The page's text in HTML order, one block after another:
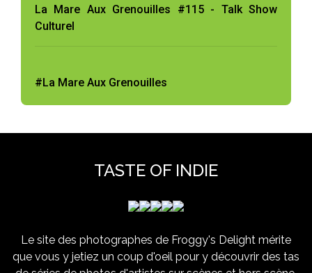
La Mare Aux Grenouilles #115 - Talk Show
Culturel
#La Mare Aux Grenouilles
TASTE OF INDIE
Le site des photographes de Froggy's Delight mérite
que vous y jetiez un coup d'oeil pour y découvrir des tas